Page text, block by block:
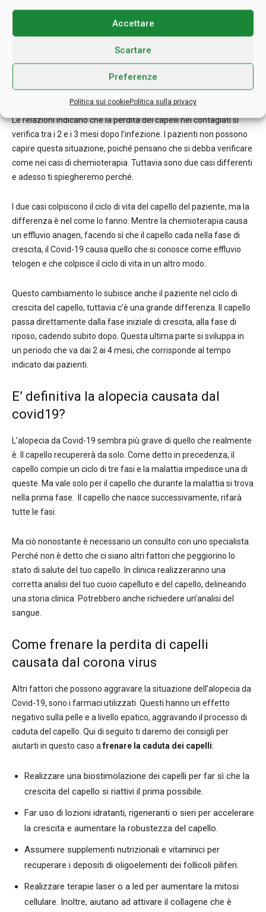
Accettare
Scartare
Preferenze
Politica sui cookiePolitica sulla privacy
morte di qualche famigliare. La perdita del lavoro o l’incertezza
di quello che succederà, creano situazioni che originano la
Come influisce sulla perdita dei capelli il
trattamento per il corona virus
Le relazioni indicano che la perdita dei capelli nei contagiati si
verifica tra i 2 e i 3 mesi dopo l’infezione. I pazienti non possono
capire questa situazione, poiché pensano che si debba verificare
come nei casi di chemioterapia. Tuttavia sono due casi differenti
e adesso ti spiegheremo perché.
I due casi colpiscono il ciclo di vita del capello del paziente, ma la
differenza è nel come lo fanno. Mentre la chemioterapia causa
un effluvio anagen, facendo sì che il capello cada nella fase di
crescita, il Covid-19 causa quello che si conosce come effluvio
telogen e che colpisce il ciclo di vita in un altro modo.
Questo cambiamento lo subisce anche il paziente nel ciclo di
crescita del capello, tuttavia c’è una grande differenza. Il capello
passa direttamente dalla fase iniziale di crescita, alla fase di
riposo, cadendo subito dopo. Questa ultima parte si sviluppa in
un periodo che va dai 2 ai 4 mesi, che corrisponde al tempo
indicato dai pazienti.
E’ definitiva la alopecia causata dal
covid19?
L’alopecia da Covid-19 sembra più grave di quello che realmente
è. Il capello recupererà da solo. Come detto in precedenza, il
capello compie un ciclo di tre fasi e la malattia impedisce una di
queste. Ma vale solo per il capello che durante la malattia si trova
nella prima fase. Il capello che nasce successivamente, rifarà
tutte le fasi.
Ma ciò nonostante è necessario un consulto con uno specialista.
Perché non è detto che ci siano altri fattori che peggiorino lo
stato di salute del tuo capello. In clinica realizzeranno una
corretta analisi del tuo cuoio capelluto e del capello, delineando
una storia clinica. Potrebbero anche richiedere un’analisi del
sangue.
Come frenare la perdita di capelli
causata dal corona virus
Altri fattori che possono aggravare la situazione dell’alopecia da
Covid-19, sono i farmaci utilizzati. Questi hanno un effetto
negativo sulla pelle e a livello epatico, aggravando il processo di
caduta del capello. Qui di seguito ti daremo dei consigli per
aiutarti in questo caso afrenare la caduta dei capelli:
Realizzare una biostimolazione dei capelli per far sì che la
crescita del capello si riattivi il prima possibile.
Far uso di lozioni idratanti, rigeneranti o sieri per accelerare
la crescita e aumentare la robustezza del capello.
Assumere supplementi nutrizionali e vitaminici per
recuperare i depositi di oligoelementi dei follicoli piliferi.
Realizzare terapie laser o a led per aumentare la mitosi
cellulare. Inoltre, aiutano ad attivare il collagene che è